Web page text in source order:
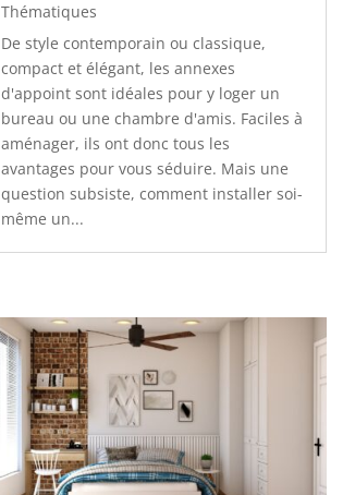
Thématiques
De style contemporain ou classique,
compact et élégant, les annexes
d'appoint sont idéales pour y loger un
bureau ou une chambre d'amis. Faciles à
aménager, ils ont donc tous les
avantages pour vous séduire. Mais une
question subsiste, comment installer soi-
même un...